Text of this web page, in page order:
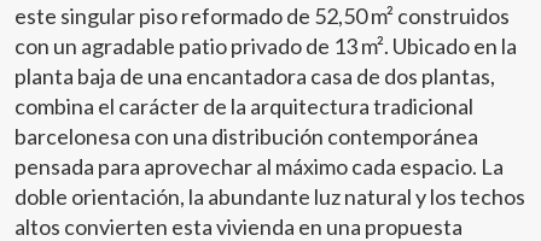
este singular piso reformado de 52,50 m² construidos
con un agradable patio privado de 13 m². Ubicado en la
planta baja de una encantadora casa de dos plantas,
combina el carácter de la arquitectura tradicional
barcelonesa con una distribución contemporánea
pensada para aprovechar al máximo cada espacio. La
doble orientación, la abundante luz natural y los techos
altos convierten esta vivienda en una propuesta